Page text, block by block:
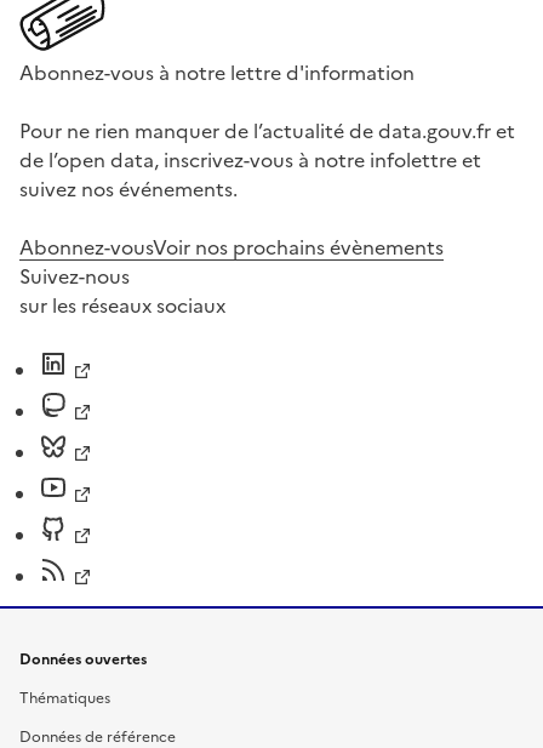
Abonnez-vous à notre lettre d'information
Pour ne rien manquer de l’actualité de data.gouv.fr et
de l’open data, inscrivez-vous à notre infolettre et
suivez nos événements.
Abonnez-vousVoir nos prochains évènements
Suivez-nous
sur les réseaux sociaux
Données ouvertes
Thématiques
Données de référence